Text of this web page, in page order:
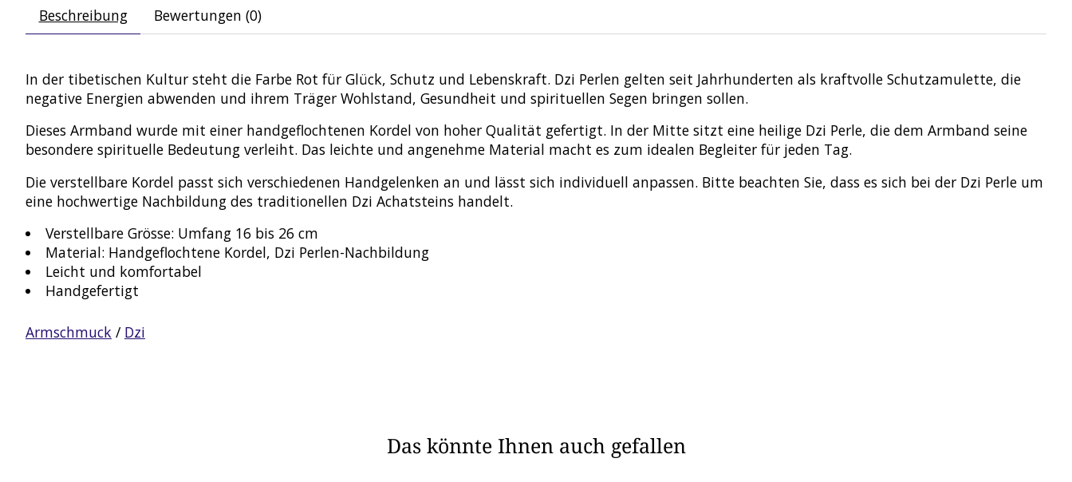
Beschreibung Bewertungen (0)
In der tibetischen Kultur steht die Farbe Rot für Glück, Schutz und Lebenskraft. Dzi Perlen gelten seit Jahrhunderten als kraftvolle Schutzamulette, die
negative Energien abwenden und ihrem Träger Wohlstand, Gesundheit und spirituellen Segen bringen sollen.
Dieses Armband wurde mit einer handgeflochtenen Kordel von hoher Qualität gefertigt. In der Mitte sitzt eine heilige Dzi Perle, die dem Armband seine
besondere spirituelle Bedeutung verleiht. Das leichte und angenehme Material macht es zum idealen Begleiter für jeden Tag.
Die verstellbare Kordel passt sich verschiedenen Handgelenken an und lässt sich individuell anpassen. Bitte beachten Sie, dass es sich bei der Dzi Perle um
eine hochwertige Nachbildung des traditionellen Dzi Achatsteins handelt.
Verstellbare Grösse: Umfang 16 bis 26 cm
Material: Handgeflochtene Kordel, Dzi Perlen-Nachbildung
Leicht und komfortabel
Handgefertigt
Armschmuck / Dzi
Das könnte Ihnen auch gefallen